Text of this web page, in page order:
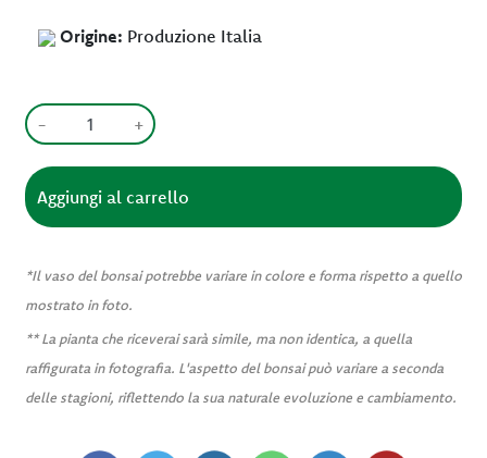
Origine: Produzione Italia
- +
*Il vaso del bonsai potrebbe variare in colore e forma rispetto a quello
mostrato in foto.
** La pianta che riceverai sarà simile, ma non identica, a quella
raffigurata in fotografia. L'aspetto del bonsai può variare a seconda
delle stagioni, riflettendo la sua naturale evoluzione e cambiamento.